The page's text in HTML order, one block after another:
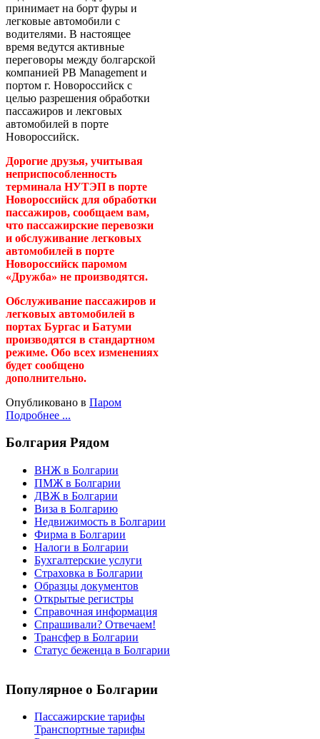
принимает на борт фуры и
легковые автомобили с
водителями. В настоящее
время ведутся активные
переговоры между болгарской
компанией PB Management и
портом г. Новороссийск с
целью разрешения обработки
пассажиров и лекговых
автомобилей в порте
Новороссийск.
Дорогие друзья, учитывая
неприспособленность
терминала НУТЭП в порте
Новороссийск для обработки
пассажиров, сообщаем вам,
что пассажирские перевозки
и обслуживание легковых
автомобилей в порте
Новороссийск паромом
«Дружба» не производятся.
Обслуживание пассажиров и
легковых автомобилей в
портах Бургас и Батуми
производятся в стандартном
режиме. Обо всех изменениях
будет сообщено
дополнительно.
Опубликовано в Паром
Подробнее ...
Болгария Рядом
ВНЖ в Болгарии
ПМЖ в Болгарии
ДВЖ в Болгарии
Виза в Болгарию
Недвижимость в Болгарии
Фирма в Болгарии
Налоги в Болгарии
Бухгалтерские услуги
Страховка в Болгарии
Образцы документов
Открытые регистры
Справочная информация
Спрашивали? Отвечаем!
Трансфер в Болгарии
Статус беженца в Болгарии
Популярное о Болгарии
Пассажирские тарифы
Транспортные тарифы